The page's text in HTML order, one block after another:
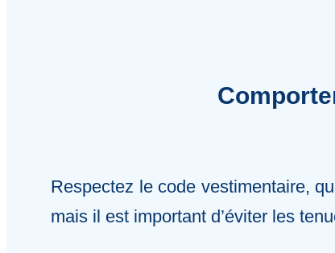
Respectez le code vestimentaire,
mais il est important d’éviter les